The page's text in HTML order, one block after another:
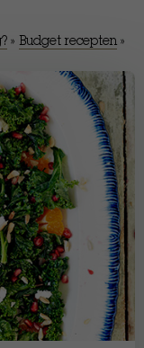
» Budget recepten »